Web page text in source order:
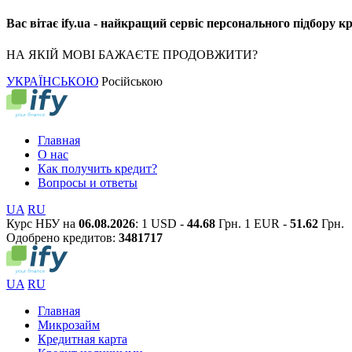
Вас вітає ify.ua - найкращий сервіс персонального підбору
НА ЯКІЙ МОВІ БАЖАЄТЕ ПРОДОВЖИТИ?
УКРАЇНСЬКОЮ Російською
Главная
О нас
Как получить кредит?
Вопросы и ответы
UA RU
Курс НБУ на 06.08.2026: 1 USD - 44.68 Грн. 1 EUR - 51.62 Грн.
Одобрено кредитов: 3481717
UA RU
Главная
Микрозайм
Кредитная карта